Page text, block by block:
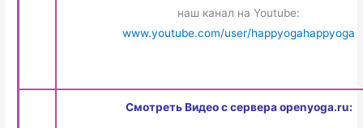
наш канал на Youtube:
www.youtube.com/user/happyogahappyoga
Смотреть Видео с сервера openyoga.ru: